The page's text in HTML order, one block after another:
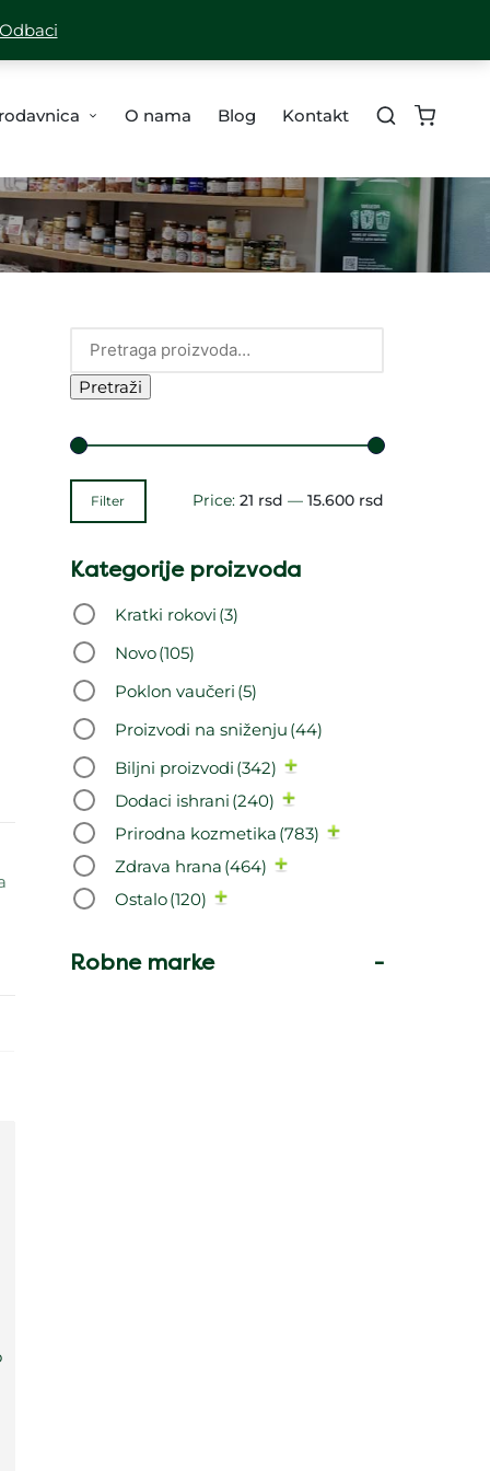
ZA SVE PORUDŽBINE PREKO 10,000 RSD
O nama Blog Kontakt
Pretraži
Filter Price: 21 rsd — 15.600 rsd
Kategorije proizvoda
Kratki rokovi (3)
Novo(105)
Poklon vaučeri (5)
Proizvodi na sniženju (44)
Biljni proizvodi (342)
Dodaci ishrani (240)
Prirodna kozmetika (783)
Zdrava hrana (464)
Ostalo(120)
Robne marke -